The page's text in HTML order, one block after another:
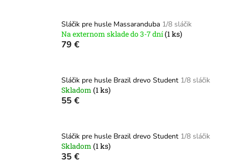
Sláčik pre husle Massaranduba 1/8 sláčik
Na externom sklade do 3-7 dní(1 ks)
79 €
Sláčik pre husle Brazil drevo Student 1/8 sláčik
Skladom (1 ks)
55 €
Sláčik pre husle Brazil drevo Student 1/8 sláčik
Skladom (1 ks)
35 €